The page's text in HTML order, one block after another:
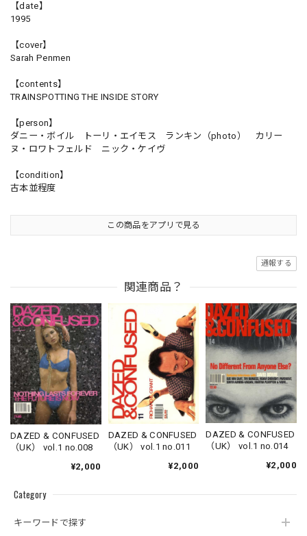
Category
キーワードで探す
【date】
1995
【cover】
Sarah Penmen
【contents】
TRAINSPOTTING THE INSIDE STORY
【person】
ダニー・ボイル トーリ・エイモス ランキン（photo） カリー
ヌ・ロワトフェルド ニック・ケイヴ
【condition】
古本並程度
この商品をアプリで見る
通報する
関連商品？
DAZED & CONFUSED
（UK） vol.1 no.008
¥2,000
DAZED & CONFUSED
（UK） vol.1 no.011
¥2,000
DAZED & CONFUSED
（UK） vol.1 no.014
¥2,000